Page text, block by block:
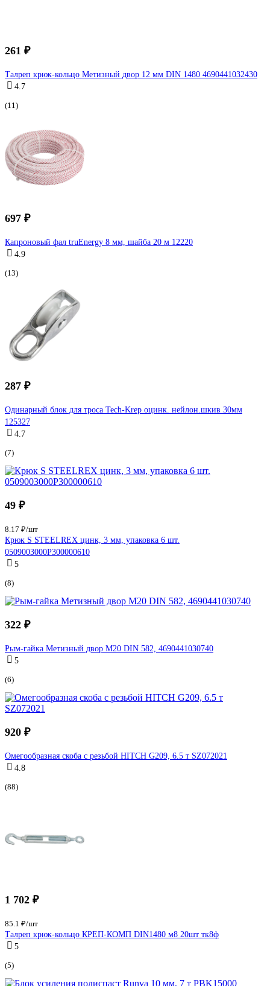
261 ₽
Талреп крюк-кольцо Метизный двор 12 мм DIN 1480 4690441032430
4.7
(11)
697 ₽
Капроновый фал truEnergy 8 мм, шайба 20 м 12220
4.9
(13)
287 ₽
Одинарный блок для троса Tech-Krep оцинк. нейлон.шкив 30мм
125327
4.7
(7)
49 ₽
8.17 ₽/шт
Крюк S STEELREX цинк, 3 мм, упаковка 6 шт.
0509003000P300000610
5
(8)
322 ₽
Рым-гайка Метизный двор М20 DIN 582, 4690441030740
5
(6)
920 ₽
Омегообразная скоба с резьбой HITCH G209, 6.5 т SZ072021
4.8
(88)
1 702 ₽
85.1 ₽/шт
Талреп крюк-кольцо КРЕП-КОМП DIN1480 м8 20шт тк8ф
5
(5)